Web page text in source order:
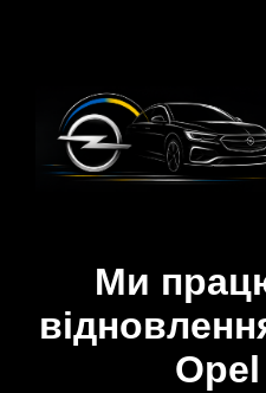
Ми